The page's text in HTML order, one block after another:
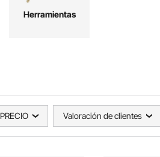
Herramientas
PRECIO Valoración de clientes